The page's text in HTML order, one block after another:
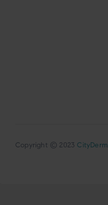
Copyright © 2023 CityDerm